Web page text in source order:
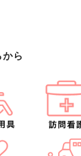
ら